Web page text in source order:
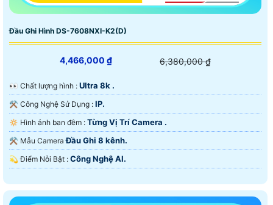
Đầu Ghi Hình DS-7608NXI-K2(D)
4,466,000 ₫ 6,380,000 ₫
️👀 Chất lượng hình : Ultra 8k .
⚒ Công Nghệ Sử Dụng : IP.
🔅 Hình ảnh ban đêm : Từng Vị Trí Camera .
⚒ Mẫu CameraĐầu Ghi 8 kênh.
️💫 Điểm Nỗi Bật : Công Nghệ AI.